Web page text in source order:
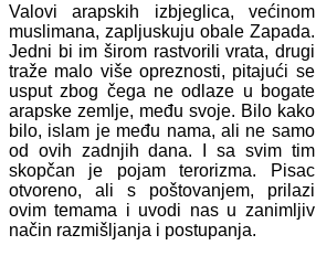
Valovi arapskih izbjeglica, većinom
muslimana, zapljuskuju obale Zapada.
Jedni bi im širom rastvorili vrata, drugi
traže malo više opreznosti, pitajući se
usput zbog čega ne odlaze u bogate
arapske zemlje, među svoje. Bilo kako
bilo, islam je među nama, ali ne samo
od ovih zadnjih dana. I sa svim tim
skopčan je pojam terorizma. Pisac
otvoreno, ali s poštovanjem, prilazi
ovim temama i uvodi nas u zanimljiv
način razmišljanja i postupanja.